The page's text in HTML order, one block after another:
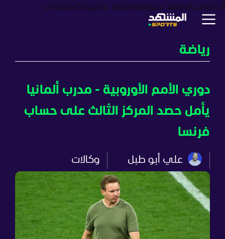
أخبار برامجالمشهد سبورتسالمشهد بزنسبودكاستترندات
رياضة
دوري الأمم الأوروبية - مدرب ألمانيا
يأمل حصد المركز الثالث على حساب
فرنسا
علي أبو طبل وكالات